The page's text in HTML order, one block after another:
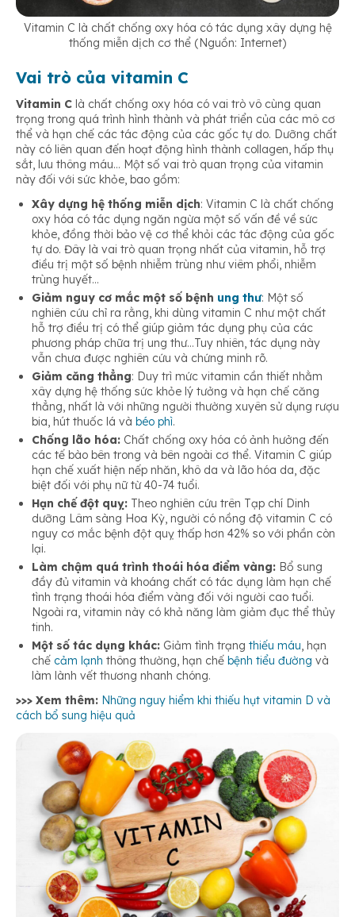
Vitamin C là chất chống oxy hóa có tác dụng xây dựng hệ
thống miễn dịch cơ thể (Nguồn: Internet)
Vai trò của vitamin C
Vitamin C là chất chống oxy hóa có vai trò vô cùng quan
trọng trong quá trình hình thành và phát triển của các mô cơ
thể và hạn chế các tác động của các gốc tự do. Dưỡng chất
này có liên quan đến hoạt động hình thành collagen, hấp thụ
sắt, lưu thông máu… Một số vai trò quan trọng của vitamin
này đối với sức khỏe, bao gồm:
Xây dựng hệ thống miễn dịch: Vitamin C là chất chống
oxy hóa có tác dụng ngăn ngừa một số vấn đề về sức
khỏe, đồng thời bảo vệ cơ thể khỏi các tác động của gốc
tự do. Đây là vai trò quan trọng nhất của vitamin, hỗ trợ
điều trị một số bệnh nhiễm trùng như viêm phổi, nhiễm
trùng huyết…
Giảm nguy cơ mắc một số bệnh ung thư: Một số
nghiên cứu chỉ ra rằng, khi dùng vitamin C như một chất
hỗ trợ điều trị có thể giúp giảm tác dụng phụ của các
phương pháp chữa trị ung thư…Tuy nhiên, tác dụng này
vẫn chưa được nghiên cứu và chứng minh rõ.
Giảm căng thẳng: Duy trì mức vitamin cần thiết nhằm
xây dựng hệ thống sức khỏe lý tưởng và hạn chế căng
thẳng, nhất là với những người thường xuyên sử dụng rượu
bia, hút thuốc lá và béo phì.
Chống lão hóa: Chất chống oxy hóa có ảnh hưởng đến
các tế bào bên trong và bên ngoài cơ thể. Vitamin C giúp
hạn chế xuất hiện nếp nhăn, khô da và lão hóa da, đặc
biệt đối với phụ nữ từ 40-74 tuổi.
Hạn chế đột quỵ: Theo nghiên cứu trên Tạp chí Dinh
dưỡng Lâm sàng Hoa Kỳ, người có nồng độ vitamin C có
nguy cơ mắc bệnh đột quỵ thấp hơn 42% so với phần còn
lại.
Làm chậm quá trình thoái hóa điểm vàng: Bổ sung
đầy đủ vitamin và khoáng chất có tác dụng làm hạn chế
tình trạng thoái hóa điểm vàng đối với người cao tuổi.
Ngoài ra, vitamin này có khả năng làm giảm đục thể thủy
tinh.
Một số tác dụng khác: Giảm tình trạng thiếu máu, hạn
chế cảm lạnh thông thường, hạn chế bệnh tiểu đường và
làm lành vết thương nhanh chóng.
>>> Xem thêm: Những nguy hiểm khi thiếu hụt vitamin D và
cách bổ sung hiệu quả